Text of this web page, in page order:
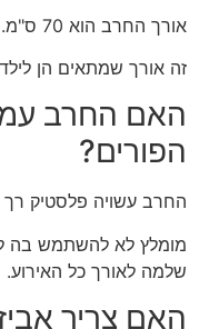
אורך החרב הוא 70 ס"מ.
זה אורך שמתאים הן
האם החרב
הפורים?
החרב עשויה פלסטיק רך
מומלץ לא להשתמש בה
שלמה לאורך כל האירוע.
האם צריך